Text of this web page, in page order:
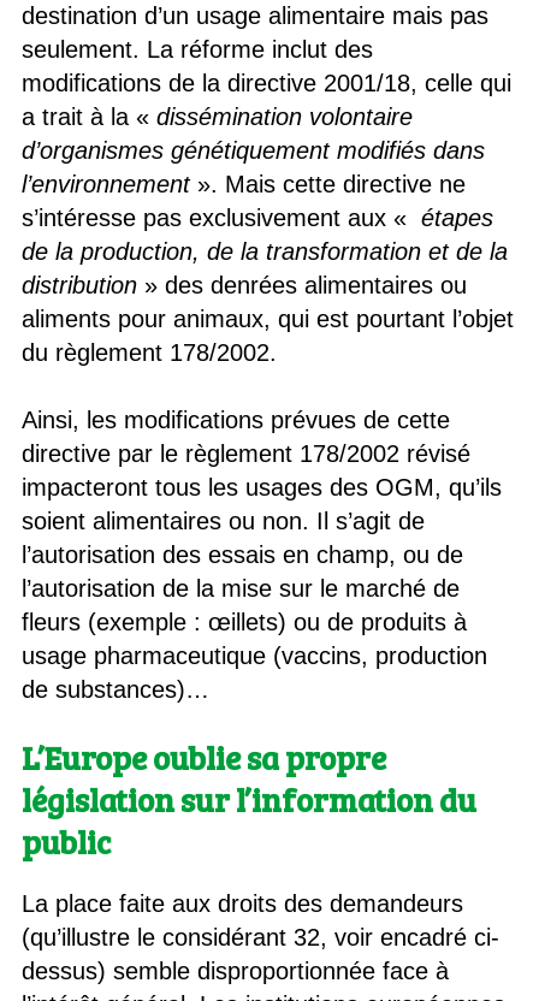
destination d’un usage alimentaire mais pas
seulement. La réforme inclut des
modifications de la directive 2001/18, celle qui
a trait à la « dissémination volontaire
d’organismes génétiquement modifiés dans
l’environnement». Mais cette directive ne
s’intéresse pas exclusivement aux « étapes
de la production, de la transformation et de la
distribution» des denrées alimentaires ou
aliments pour animaux, qui est pourtant l’objet
du règlement 178/2002.
Ainsi, les modifications prévues de cette
directive par le règlement 178/2002 révisé
impacteront tous les usages des OGM, qu’ils
soient alimentaires ou non. Il s’agit de
l’autorisation des essais en champ, ou de
l’autorisation de la mise sur le marché de
fleurs (exemple : œillets) ou de produits à
usage pharmaceutique (vaccins, production
de substances)…
L’Europe oublie sa propre
législation sur l’information du
public
La place faite aux droits des demandeurs
(qu’illustre le considérant 32, voir encadré ci-
dessus) semble disproportionnée face à